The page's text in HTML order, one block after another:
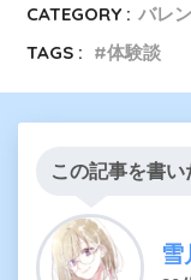
CATEGORY : バレ
TAGS :
体験談
この記事を書い
雪